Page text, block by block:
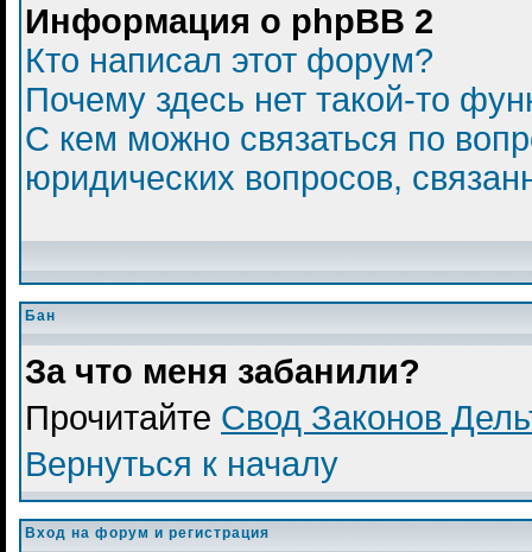
Информация о phpBB 2
Кто написал этот форум?
Почему здесь нет такой-то
С кем можно связаться по
юридических вопросов,
Бан
За что меня забанили?
Прочитайте Свод Законов
Вернуться к началу
Вход на форум и регистрация